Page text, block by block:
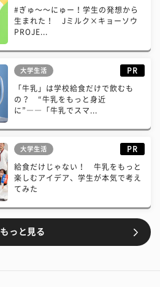
#ぎゅ〜〜にゅー！学生の発想から
生まれた！ Jミルク×キョーソウ
PROJE...
大学生活 PR
「牛乳」は学校給食だけで飲むも
の？ “牛乳をもっと身近
に”――「牛乳でスマ...
大学生活 PR
給食だけじゃない！ 牛乳をもっと
楽しむアイデア、学生が本気で考え
てみた
もっと見る